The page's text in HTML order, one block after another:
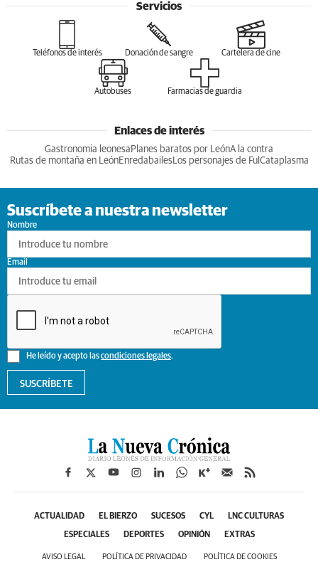
Servicios
Teléfonos de interés Donación de sangre Cartelera de cine
Autobuses Farmacias de guardia
Enlaces de interés
Gastronomia leonesa Planes baratos por LeónA la contra
Rutas de montaña en LeónEnredabailesLos personajes de Ful Cataplasma
Suscríbete a nuestra newsletter
Nombre
He leído y acepto lascondiciones legales.
Email
SUSCRÍBETE
ACTUALIDAD EL BIERZO SUCESOS CYL LNC CULTURAS
ESPECIALES DEPORTES OPINIÓN EXTRAS
AVISO LEGAL POLÍTICA DE PRIVACIDAD POLÍTICA DE COOKIES